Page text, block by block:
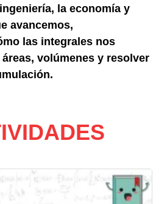
la economía y
avancemos,
las integrales nos
volúmenes y resolver